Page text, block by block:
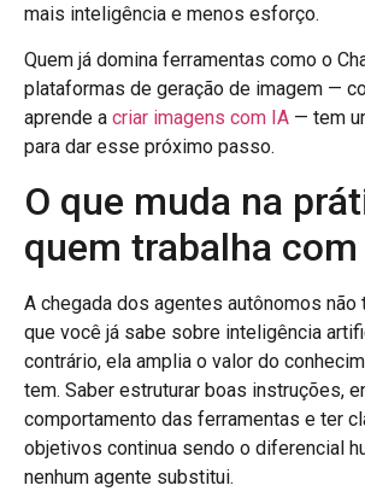
mais inteligência e menos esforço.
Quem já domina ferramentas como o
plataformas de geração de imagem —
aprende a criar imagens com IA — tem
para dar esse próximo passo.
O que muda na
quem trabalha
A chegada dos agentes autônomos
que você já sabe sobre inteligência
contrário, ela amplia o valor do
tem. Saber estruturar boas instruções,
comportamento das ferramentas e ter
objetivos continua sendo o diferencial
nenhum agente substitui.